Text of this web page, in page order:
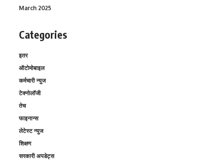
March 2025
Categories
इतर
ऑटोमोबाइल
कर्मचारी न्युज
टेक्नोलॉजी
तेच
फाइनान्स
लेटेस्ट न्युज
शिक्षण
सरकारी अपडेट्स